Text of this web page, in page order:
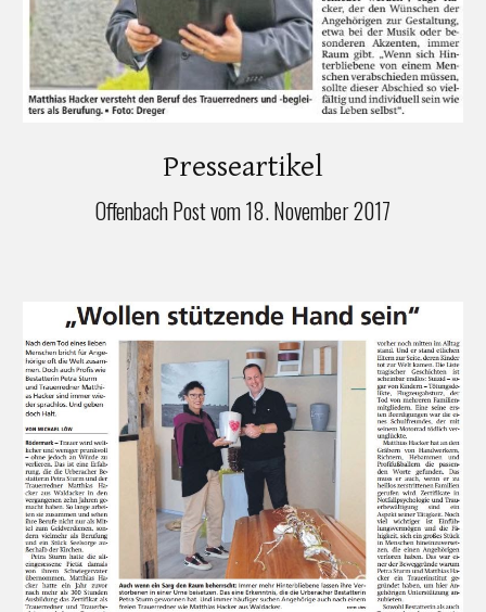
Presseartikel
Offenbach Post vom 18. November 2017